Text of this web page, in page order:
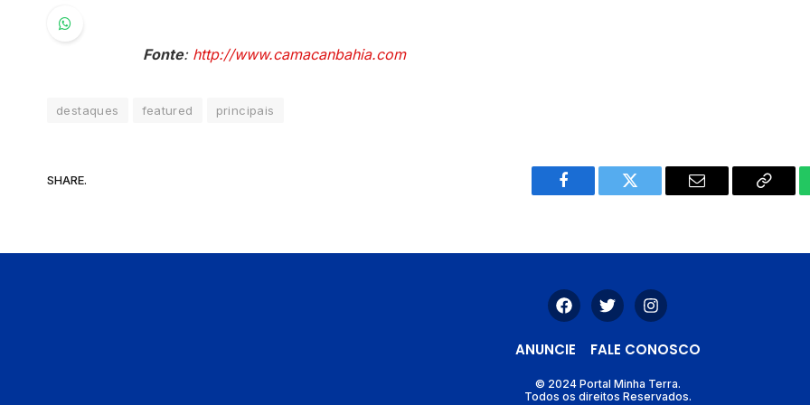
Fonte: http://www.camacanbahia.com
destaques featured principais
SHARE.
Facebook Twitter Email
Copy
ANUNCIE FALE CONOSCO
© 2024 Portal Minha Terra.
Todos os direitos Reservados.